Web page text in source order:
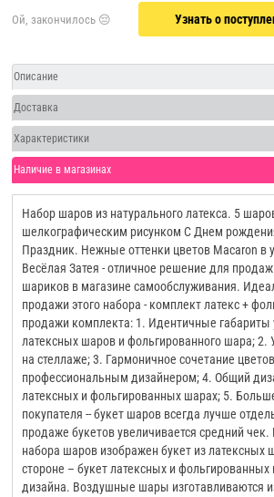
Узнать о
Описание
Доставка
Характеристики
Наличие в магазинах
Набор шаров из натурального латекса. 5
шелкографическим рисунком С Днем
Праздник. Нежные оттенки цветов Macaron в
Весёлая Затея - отличное решение для
шариков в магазине самообслуживания.
продажи этого набора - комплект латекс +
продажи комплекта: 1. Идентичные габариты
латексных шаров и фольгированного шара;
на стеллаже; 3. Гармоничное сочетание
профессиональным дизайнером; 4. Общий
латексных и фольгированных шарах; 5.
покупателя -- букет шаров всегда лучше
продаже букетов увеличивается средний
набора шаров изображен букет из латексных
стороне – букет латексных и
дизайна. Воздушные шары изготавливаются